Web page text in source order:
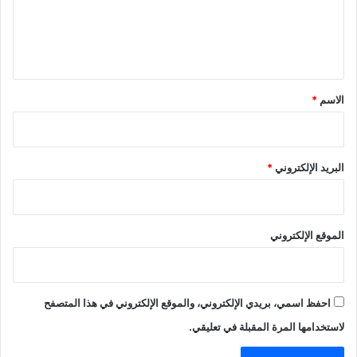
*
الاسم *
البريد الإلكتروني*
الموقع الإلكتروني
احفظ اسمي، بريدي الإلكتروني، والموقع الإلكتروني في هذا المتصفح
لاستخدامها المرة المقبلة في تعليقي.